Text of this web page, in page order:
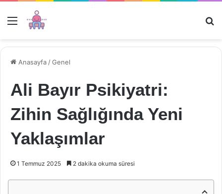
Menü
Anasayfa /Genel
Ali Bayır Psikiyatri:
Zihin Sağlığında Yeni
Yaklaşımlar
1 Temmuz 2025 2 dakika okuma süresi